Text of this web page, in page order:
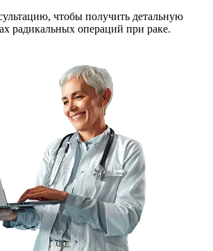
чтобы получить детальную
радикальных операций при раке.